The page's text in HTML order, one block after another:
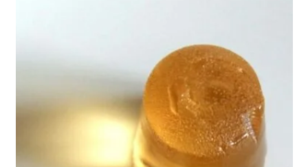
דורית דן
5 באוג׳ 2021
זמן קריאה 5 דקות